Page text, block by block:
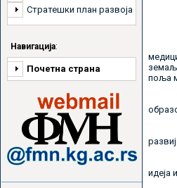
Стратешки план развоја
Навигација:
Почетна страна
поља
идеја